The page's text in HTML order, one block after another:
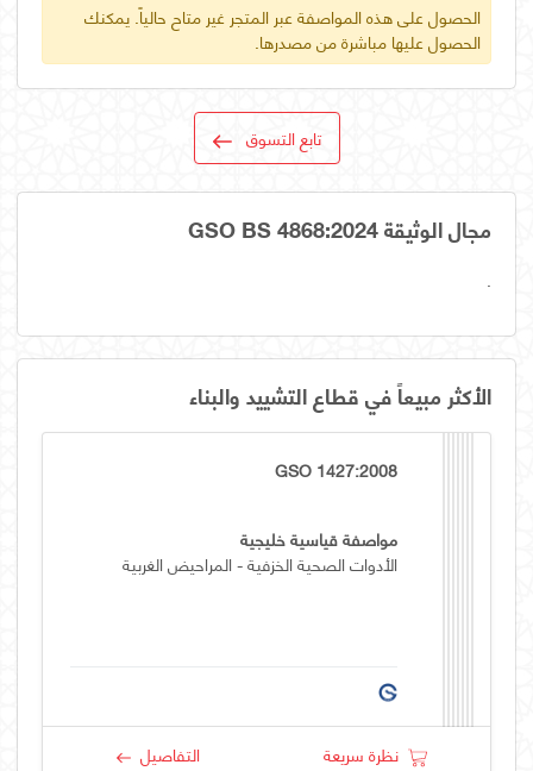
الحصول على هذه المواصفة عبر المتجر غير متاح حالياً. يمكنك
الحصول عليها مباشرة من مصدرها.
تابع التسوق
مجال الوثيقة GSO BS 4868:2024
.
الأكثر مبيعاً في قطاع التشييد والبناء
GSO 1427:2008
مواصفة قياسية خليجية
الأدوات الصحية الخزفية - المراحيض الغربية
نظرة سريعة التفاصيل